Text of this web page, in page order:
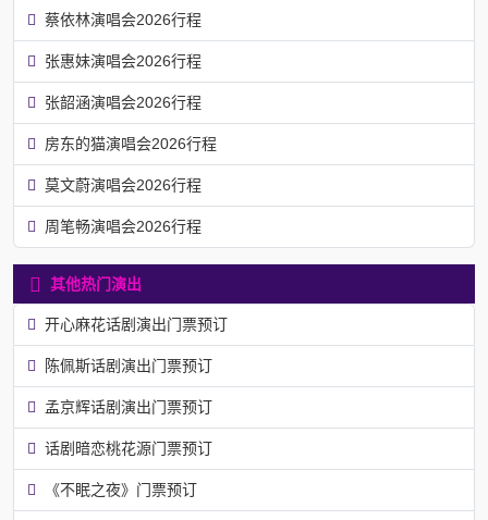
蔡依林演唱会2026行程
张惠妹演唱会2026行程
张韶涵演唱会2026行程
房东的猫演唱会2026行程
莫文蔚演唱会2026行程
周笔畅演唱会2026行程
其他热门演出
开心麻花话剧演出门票预订
陈佩斯话剧演出门票预订
孟京辉话剧演出门票预订
话剧暗恋桃花源门票预订
《不眠之夜》门票预订